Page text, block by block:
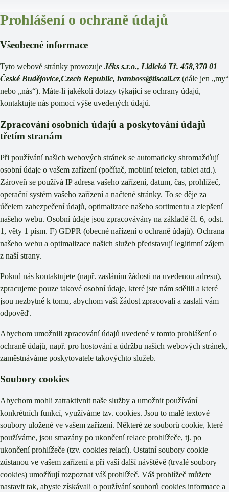
Prohlášení o ochraně údajů
Všeobecné informace
Tyto webové stránky provozuje Jčks s.r.o., Lidická Tř. 458,370 01
České Budějovice,Czech Republic, ivanboss@tiscali.cz (dále jen „my“
nebo „nás“). Máte-li jakékoli dotazy týkající se ochrany údajů,
kontaktujte nás pomocí výše uvedených údajů.
Zpracování osobních údajů a poskytování údajů
třetím stranám
Při používání našich webových stránek se automaticky shromažďují
osobní údaje o vašem zařízení (počítač, mobilní telefon, tablet atd.).
Zároveň se používá IP adresa vašeho zařízení, datum, čas, prohlížeč,
operační systém vašeho zařízení a načtené stránky. To se děje za
účelem zabezpečení údajů, optimalizace našeho sortimentu a zlepšení
našeho webu. Osobní údaje jsou zpracovávány na základě čl. 6, odst.
1, věty 1 písm. F) GDPR (obecné nařízení o ochraně údajů). Ochrana
našeho webu a optimalizace našich služeb představují legitimní zájem
z naší strany.
Pokud nás kontaktujete (např. zasláním žádosti na uvedenou adresu),
zpracujeme pouze takové osobní údaje, které jste nám sdělili a které
jsou nezbytné k tomu, abychom vaši žádost zpracovali a zaslali vám
odpověď.
Abychom umožnili zpracování údajů uvedené v tomto prohlášení o
ochraně údajů, např. pro hostování a údržbu našich webových stránek,
zaměstnáváme poskytovatele takovýchto služeb.
Soubory cookies
Abychom mohli zatraktivnit naše služby a umožnit používání
konkrétních funkcí, využíváme tzv. cookies. Jsou to malé textové
soubory uložené ve vašem zařízení. Některé ze souborů cookie, které
používáme, jsou smazány po ukončení relace prohlížeče, tj. po
ukončení prohlížeče (tzv. cookies relací). Ostatní soubory cookie
zůstanou ve vašem zařízení a při vaší další návštěvě (trvalé soubory
cookies) umožňují rozpoznat váš prohlížeč. Váš prohlížeč můžete
nastavit tak, abyste získávali o používání souborů cookies informace a